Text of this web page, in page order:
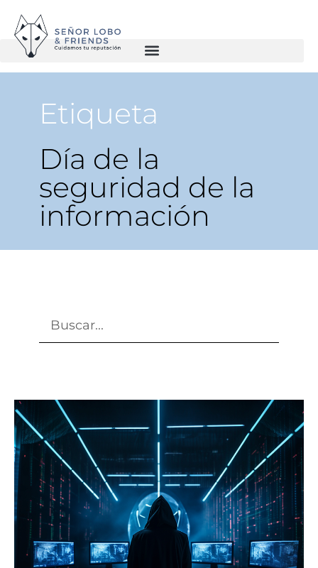
Etiqueta
Día de la
seguridad de la
información